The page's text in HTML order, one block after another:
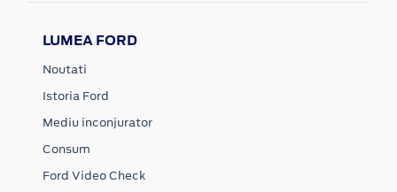
LUMEA FORD
Noutati
Istoria Ford
Mediu inconjurator
Consum
Ford Video Check